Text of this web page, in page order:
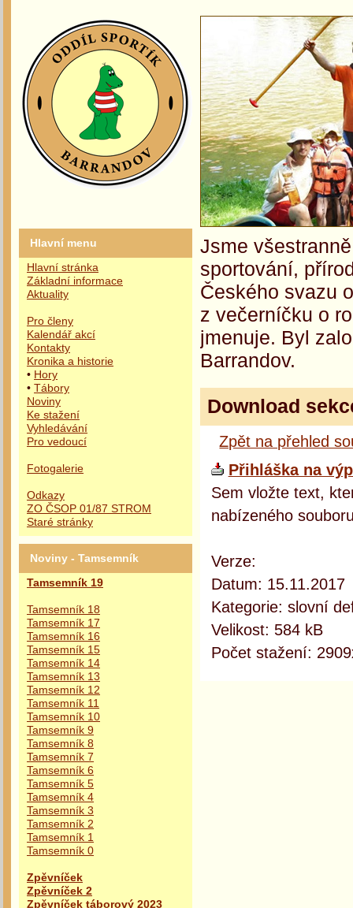
Hlavní menu
Hlavní stránka
Základní informace
Aktuality
Pro členy
Kalendář akcí
Kontakty
Kronika a historie
• Hory
• Tábory
Noviny
Ke stažení
Vyhledávání
Pro vedoucí
Fotogalerie
Odkazy
ZO ČSOP 01/87 STROM
Staré stránky
Noviny - Tamsemník
Tamsemník 19
Tamsemník 18
Tamsemník 17
Tamsemník 16
Tamsemník 15
Tamsemník 14
Tamsemník 13
Tamsemník 12
Tamsemník 11
Tamsemník 10
Tamsemník 9
Tamsemník 8
Tamsemník 7
Tamsemník 6
Tamsemník 5
Tamsemník 4
Tamsemník 3
Tamsemník 2
Tamsemník 1
Tamsemník 0
Zpěvníček
Zpěvníček 2
Zpěvníček táborový 2023
Jsme
sportování,
Českého svazu
z večerníčku o
jmenuje. Byl
Barrandov.
Download
Zpět na přehled
Přihláška na
Sem vložte text,
nabízeného
Verze:
Datum: 15.11.2017
Kategorie: slovní
Velikost: 584 kB
Počet stažení: